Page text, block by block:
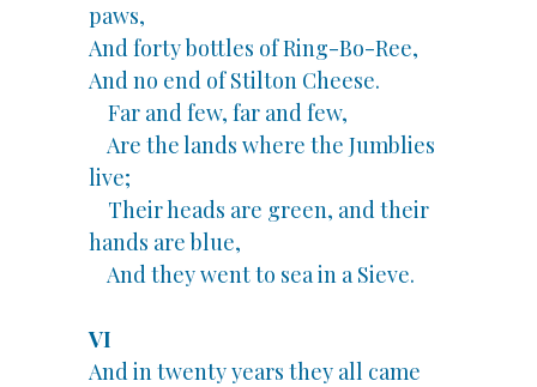
paws,
And forty bottles of Ring-Bo-Ree,
And no end of Stilton Cheese.
Far and few, far and few,
Are the lands where the Jumblies
live;
Their heads are green, and their
hands are blue,
And they went to sea in a Sieve.
VI
And in twenty years they all came